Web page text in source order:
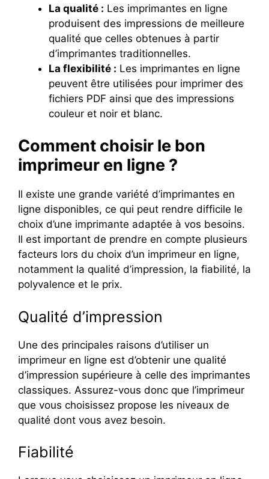
La qualité : Les imprimantes en ligne
produisent des impressions de meilleure
qualité que celles obtenues à partir
d’imprimantes traditionnelles.
La flexibilité : Les imprimantes en ligne
peuvent être utilisées pour imprimer des
fichiers PDF ainsi que des impressions
couleur et noir et blanc.
Comment choisir le bon
imprimeur en ligne ?
Il existe une grande variété d’imprimantes en
ligne disponibles, ce qui peut rendre difficile le
choix d’une imprimante adaptée à vos besoins.
Il est important de prendre en compte plusieurs
facteurs lors du choix d’un imprimeur en ligne,
notamment la qualité d’impression, la fiabilité, la
polyvalence et le prix.
Qualité d’impression
Une des principales raisons d’utiliser un
imprimeur en ligne est d’obtenir une qualité
d’impression supérieure à celle des imprimantes
classiques. Assurez-vous donc que l’imprimeur
que vous choisissez propose les niveaux de
qualité dont vous avez besoin.
Fiabilité